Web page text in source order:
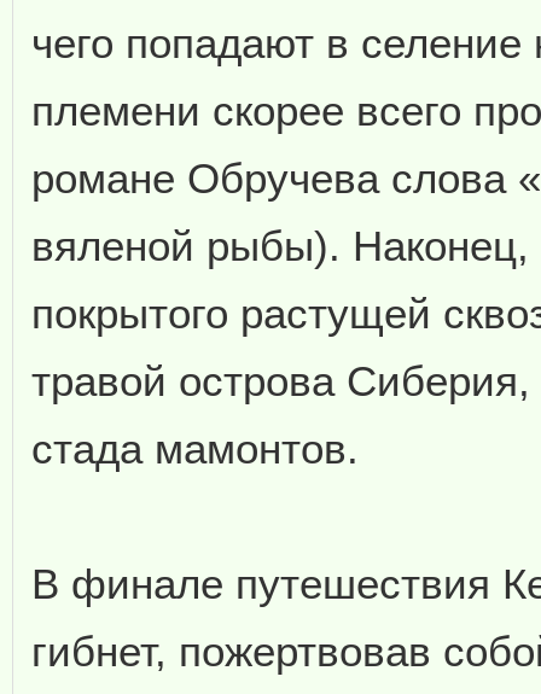
чего попадают в
племени скорее всего
романе Обручева слова
вяленой рыбы). Наконец,
покрытого растущей
травой острова
стада мамонтов.
В финале путешествия
гибнет, пожертвовав